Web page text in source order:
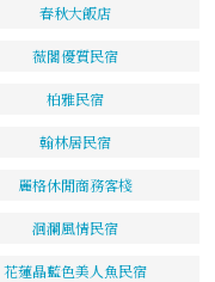
春秋大飯店
薇閣優質民宿
柏雅民宿
翰林居民宿
麗格休閒商務客棧
洄瀾風情民宿
花蓮晶藍色美人魚民宿